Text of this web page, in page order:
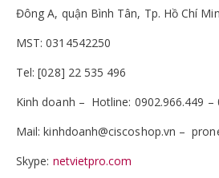
Đông A, quận Bình Tân, Tp. Hồ Chí
MST: 0314542250
Tel: [028] 22 535 496
Kinh doanh – Hotline: 0902.966.449 –
Mail: kinhdoanh@ciscoshop.vn –
Skype: netvietpro.com